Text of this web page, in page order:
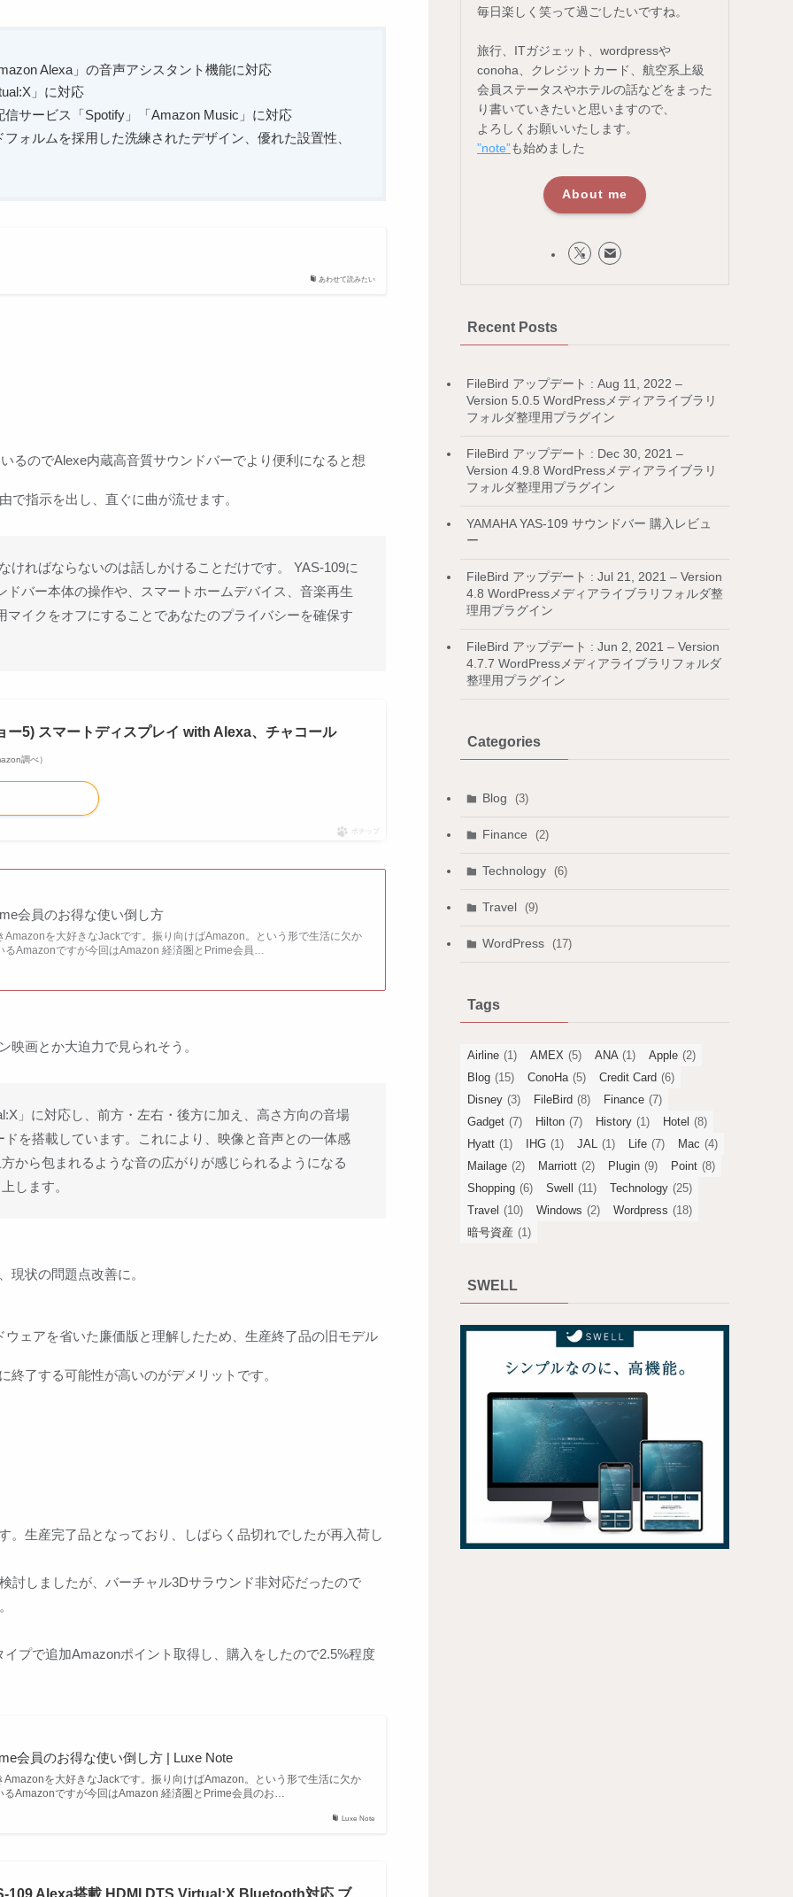
Alexa」の音声アシスタント機能に対応
」に対応
サービス「Spotify」「Amazon Music」に対応
ォルムを採用した洗練されたデザイン、優れた設置性、
あわせて読みたい
るのでAlexe内蔵高音質サウンドバーでより便利になると想
で指示を出し、直ぐに曲が流せます。
ければならないのは話しかけることだけです。 YAS-109に
バー本体の操作や、スマートホームデバイス、音楽再生
イクをオフにすることであなたのプライバシーを確保す
5) スマートディスプレイ with Alexa、チャコール
調べ）
ポチップ
会員のお得な使い倒し方
Amazonを大好きなJackです。振り向けばAmazon。という形で生活に欠か
るAmazonですが今回はAmazon 経済圏とPrime会員…
映画とか大迫力で見られそう。
」に対応し、前方・左右・後方に加え、高さ方向の音場
を搭載しています。これにより、映像と音声との一体感
から包まれるような音の広がりが感じられるようになる
します。
現状の問題点改善に。
ウェアを省いた廉価版と理解したため、生産終了品の旧モデル
了する可能性が高いのがデメリットです。
。生産完了品となっており、しばらく品切れでしたが再入荷し
討しましたが、バーチャル3Dサラウンド非対応だったので
プで追加Amazonポイント取得し、購入をしたので2.5%程度
Luxe Note
会員のお得な使い倒し方 | Luxe Note
Amazonを大好きなJackです。振り向けばAmazon。という形で生活に欠か
るAmazonですが今回はAmazon 経済圏とPrime会員のお…
毎日楽しく笑って過ごしたいですね。
旅行、ITガジェット、wordpressや
conoha、クレジットカード、航空系上級
会員ステータスやホテルの話などをまった
り書いていきたいと思いますので、
よろしくお願いいたします。
”note”も始めました
About me
Recent Posts
FileBird アップデート : Aug 11, 2022 –
Version 5.0.5 WordPressメディアライブラリ
フォルダ整理用プラグイン
FileBird アップデート : Dec 30, 2021 –
Version 4.9.8 WordPressメディアライブラリ
フォルダ整理用プラグイン
YAMAHA YAS-109 サウンドバー 購入レビュ
ー
FileBird アップデート : Jul 21, 2021 – Version
4.8 WordPressメディアライブラリフォルダ整
理用プラグイン
FileBird アップデート : Jun 2, 2021 – Version
4.7.7 WordPressメディアライブラリフォルダ
整理用プラグイン
Categories
Blog (3)
Finance (2)
Technology (6)
Travel (9)
WordPress (17)
Tags
Airline (1) AMEX (5) ANA (1) Apple (2)
Blog (15) ConoHa (5) Credit Card (6)
Disney (3) FileBird (8) Finance (7)
Gadget (7) Hilton (7) History (1) Hotel (8)
Hyatt (1) IHG (1) JAL (1) Life (7) Mac (4)
Mailage (2) Marriott (2) Plugin (9) Point (8)
Shopping (6) Swell (11) Technology (25)
Travel (10) Windows (2) Wordpress (18)
暗号資産 (1)
SWELL